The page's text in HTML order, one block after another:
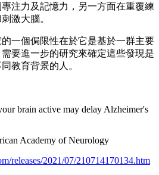
注力及記憶力，另一方面在重覆練
激大腦。
一個侷限性在於它是基於一群主要
要進一步的研究來確定這些發現是
教育背景的人。
brain active may delay Alzheimer's
Academy of Neurology
releases/2021/07/210714170134.htm